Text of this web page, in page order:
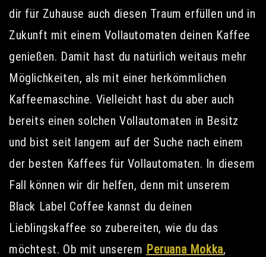
dir für Zuhause auch diesen Traum erfüllen und in
Zukunft mit einem Vollautomaten deinen Kaffee
genießen. Damit hast du natürlich weitaus mehr
Möglichkeiten, als mit einer herkömmlichen
Kaffeemaschine. Vielleicht hast du aber auch
bereits einen solchen Vollautomaten in Besitz
und bist seit langem auf der Suche nach einem
der besten Kaffees für Vollautomaten. In diesem
Fall können wir dir helfen, denn mit unserem
Black Label Coffee kannst du deinen
Lieblingskaffee so zubereiten, wie du das
möchtest. Ob mit unserem Peruana Mokka,